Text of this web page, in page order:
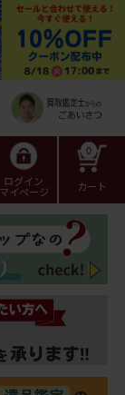
ログイン
マイページ カート
0